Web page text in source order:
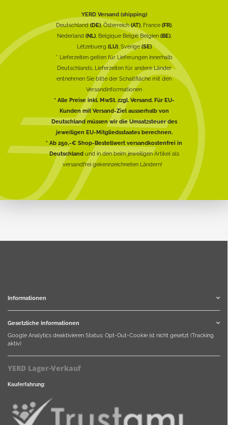
YERD Versand (shipping)
Deutschland(DE), Österreich(AT), France (FR),
Nederland (NL), Belgique België Belgien (BE),
Lëtzebuerg (LU), Sverige(SE)
* Lieferzeiten gelten für Lieferungen innerhalb
Deutschlands, Lieferzeiten für andere Länder
entnehmen Sie bitte der Schaltfläche mit den
Versandinformationen
* Alle Preise inkl. MwSt. zzgl. Versand. Für EU-
Kunden mit Versand-Ziel ausserhalb von
Deutschland müssen wir die Umsatzsteuer des
jeweiligen EU-Mitgliedsstaates berechnen.
* Ab 250,-€ Shop-Bestellwert versandkostenfrei in
Deutschlandund in den beim jeweiligen Artikel als
versandfrei gekennzeichneten Ländern!
Informationen
Gesetzliche Informationen
Google Analytics deaktivieren Status: Opt-Out-Cookie ist nicht gesetzt (Tracking
aktiv)
YERD Lager-Verkauf
Kauferfahrung: